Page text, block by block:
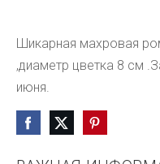
Шикарная махровая
,диаметр цветка 8 см
июня.